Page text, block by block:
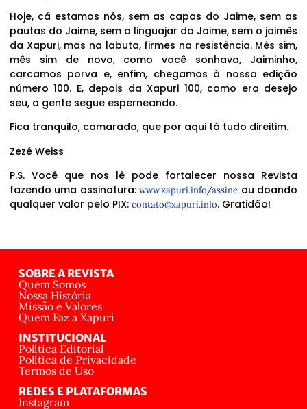
Hoje, cá estamos nós, sem as capas do Jaime, sem as
pautas do Jaime, sem o linguajar do Jaime, sem o jaimês
da Xapuri, mas na labuta, firmes na resistência. Mês sim,
mês sim de novo, como você sonhava, Jaiminho,
carcamos porva e, enfim, chegamos à nossa edição
número 100. E, depois da Xapuri 100, como era desejo
seu, a gente segue esperneando.
Fica tranquilo, camarada, que por aqui tá tudo direitim.
Zezé Weiss
P.S. Você que nos lê pode fortalecer nossa Revista
fazendo uma assinatura:www.xapuri.info/assine ou doando
qualquer valor pelo PIX: contato@xapuri.info. Gratidão!
SOBRE A REVISTA
Quem Somos
Nossa História
Missão e Valores
Quem Faz a Xapuri
INSTITUCIONAL
Política Editorial
Política de Privacidade
Termos de Uso
REDES E PLATAFORMAS
Instagram